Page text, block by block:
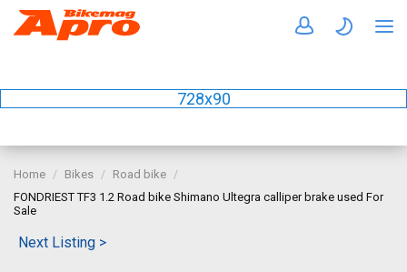
728x90
Home Bikes
Road bike
FONDRIEST TF3 1.2 Road bike Shimano Ultegra calliper brake used For
Sale
Next Listing >